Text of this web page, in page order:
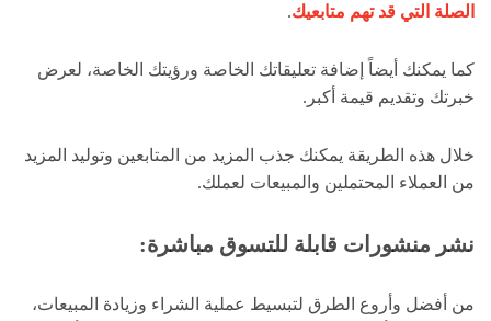
الصلة التي قد تهم متابعيك.
كما يمكنك أيضاً إضافة تعليقاتك الخاصة ورؤيتك الخاصة، لعرض
خبرتك وتقديم قيمة أكبر.
خلال هذه الطريقة يمكنك جذب المزيد من المتابعين وتوليد المزيد
من العملاء المحتملين والمبيعات لعملك.
نشر منشورات قابلة للتسوق مباشرة:
من أفضل وأروع الطرق لتبسيط عملية الشراء وزيادة المبيعات،